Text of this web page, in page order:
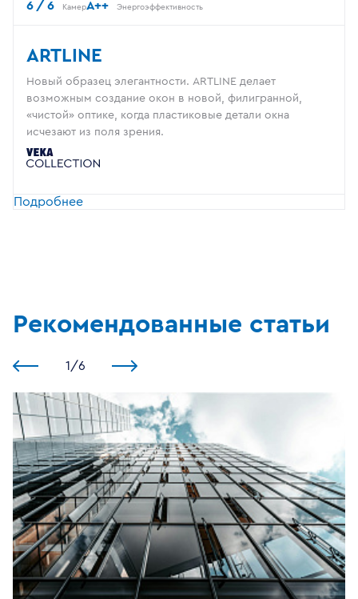
6 / 6 КамерA++ Энергоэффективность
ARTLINE
Новый образец элегантности. ARTLINE делает
возможным создание окон в новой, филигранной,
«чистой» оптике, когда пластиковые детали окна
исчезают из поля зрения.
Подробнее
Рекомендованные статьи
1 /6